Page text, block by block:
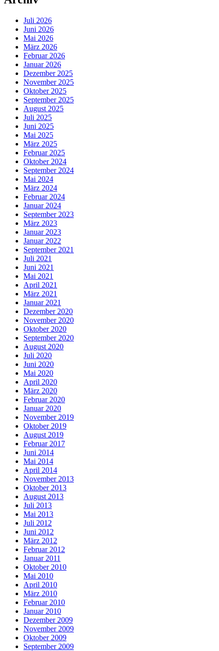
Juli 2026
Juni 2026
Mai 2026
März 2026
Februar 2026
Januar 2026
Dezember 2025
November 2025
Oktober 2025
September 2025
August 2025
Juli 2025
Juni 2025
Mai 2025
März 2025
Februar 2025
Oktober 2024
September 2024
Mai 2024
März 2024
Februar 2024
Januar 2024
September 2023
März 2023
Januar 2023
Januar 2022
September 2021
Juli 2021
Juni 2021
Mai 2021
April 2021
März 2021
Januar 2021
Dezember 2020
November 2020
Oktober 2020
September 2020
August 2020
Juli 2020
Juni 2020
Mai 2020
April 2020
März 2020
Februar 2020
Januar 2020
November 2019
Oktober 2019
August 2019
Februar 2017
Juni 2014
Mai 2014
April 2014
November 2013
Oktober 2013
August 2013
Juli 2013
Mai 2013
Juli 2012
Juni 2012
März 2012
Februar 2012
Januar 2011
Oktober 2010
Mai 2010
April 2010
März 2010
Februar 2010
Januar 2010
Dezember 2009
November 2009
Oktober 2009
September 2009